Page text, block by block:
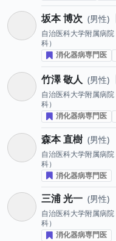
坂本 博次 男性
自治医科大学附属病院
科）
消化器病専門医
竹澤 敬人 男性
自治医科大学附属病院
科）
消化器病専門医
森本 直樹 男性
自治医科大学附属病院
科）
消化器病専門医
三浦 光一 男性
自治医科大学附属病院
科）
消化器病専門医